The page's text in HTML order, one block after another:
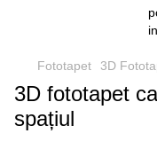
Fototapet 3D
3D fototapet
spațiul